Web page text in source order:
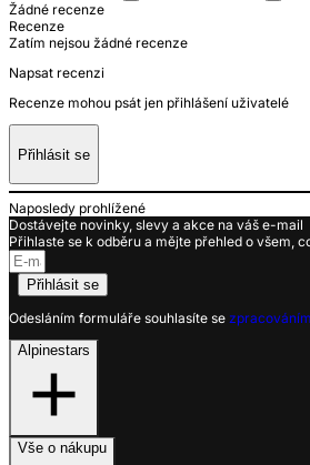
Žádné recenze
Recenze
Zatím nejsou žádné recenze
Napsat recenzi
Recenze mohou psát jen přihlášení uživatelé
Přihlásit se
Naposledy prohlížené
Dostávejte novinky, slevy a akce na váš e-mail
Přihlaste se k odběru a mějte přehled o všem,
Přihlásit se
Odesláním formuláře souhlasíte se
Alpinestars
Vše o nákupu